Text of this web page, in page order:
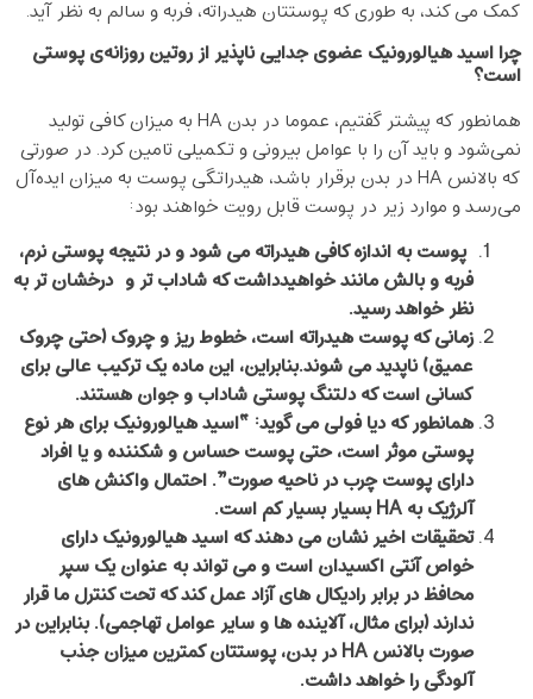
کمک می کند، به طوری که پوستتان هیدراته، فربه و سالم به نظر آید.
چرا اسید هیالورونیک عضوی جدایی ناپذیر از روتین روزانه‌ی پوستی
است؟
همانطور که پیشتر گفتیم، عموما در بدن HA به میزان کافی تولید
نمی‌شود و باید آن را با عوامل بیرونی و تکمیلی تامین کرد. در صورتی
که بالانس HA در بدن برقرار باشد، هیدراتگی پوست به میزان ایده‌آل
می‌رسد و موارد زیر در پوست قابل رویت خواهند بود:
پوست به اندازه کافی هیدراته می شود و در نتیجه پوستی نرم،
فربه و بالش مانند خواهیدداشت که شاداب تر و درخشان تر به
نظر خواهد رسید.
زمانی که پوست هیدراته است، خطوط ریز و چروک (حتی چروک
عمیق) ناپدید می شوند.بنابراین، این ماده یک ترکیب عالی برای
کسانی است که دلتنگ پوستی شاداب و جوان هستند.
همانطور که دیا فولی می گوید: “اسید هیالورونیک برای هر نوع
پوستی موثر است، حتی پوست حساس و شکننده و یا افراد
دارای پوست چرب در ناحیه صورت”. احتمال واکنش های
آلرژیک بهHA بسیار بسیار کم است.
تحقیقات اخیر نشان می دهند که اسید هیالورونیک دارای
خواص آنتی اکسیدان است و می ‌تواند به عنوان یک سپر
محافظ در برابر رادیکال های آزاد عمل کند که تحت کنترل ما قرار
ندارند (برای مثال، آلاینده ها و سایر عوامل تهاجمی). بنابراین در
صورت بالانس
HA در بدن، پوستتان کمترین میزان جذب
آلودگی را خواهد داشت.